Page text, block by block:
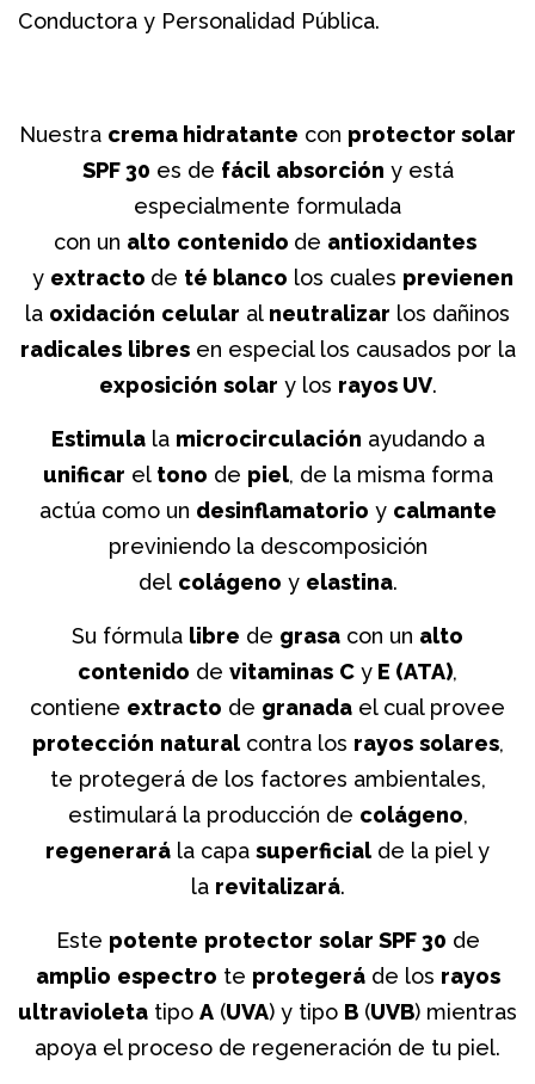
Conductora y Personalidad Pública.
Nuestra crema hidratante con protector solar
SPF 30 es de fácil absorción y está
especialmente formulada
con un alto contenido de antioxidantes
y extracto de té blanco los cuales previenen
la oxidación celular al neutralizar los dañinos
radicales libresen especial los causados por la
exposición solar y los rayos UV.
Estimulala microcirculación ayudando a
unificar el tono de piel, de la misma forma
actúa como un desinflamatorio y calmante
previniendo la descomposición
del colágeno y elastina.
Su fórmula libre de grasa con un alto
contenido de vitaminas C y E (ATA),
contiene extracto de granada el cual provee
protección naturalcontra los rayos solares,
te protegerá de los factores ambientales,
estimulará la producción de colágeno,
regenerará la capa superficial de la piel y
la revitalizará.
Este potente protector solar SPF 30 de
amplio espectro te protegeráde los rayos
ultravioleta tipo A (UVA) y tipo B (UVB) mientras
apoya el proceso de regeneración de tu piel.